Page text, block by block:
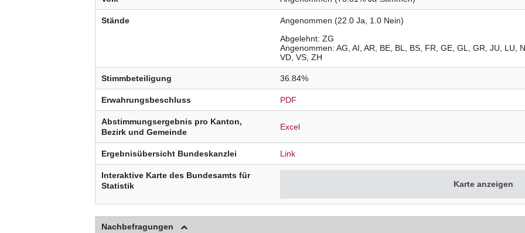
Stände
Angenommen (22.0 Ja, 1.0 Nein)
Abgelehnt ZG
Angenommen AG AI AR BE BL BS FR GE GL GR JU LU
VD VS ZH
Stimmbeteiligung 36.84%
Erwahrungsbeschluss PDF
Abstimmungsergebnis pro Kanton,
Bezirk und Gemeinde
Excel
Ergebnisübersicht Bundeskanzlei Link
Interaktive Karte des Bundesamts für
Statistik
Karte anzeigen
Nachbefragungen